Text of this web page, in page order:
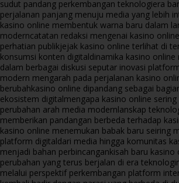
sudut pandang perkembangan teknologiera
perjalanan panjang menuju media yang lebih
kasino online membentuk warna baru dalam
moderncatatan redaksi mengenai kasino
perhatian publikjejak kasino online terlihat di
konsumsi konten digitaldinamika kasino online
dalam berbagai diskusi seputar inovasi
modern mengarah pada perjalanan kasino
berubahkasino online dipandang sebagai
ekosistem digitalmengapa kasino online
perubahan arah media modernlanskap
memberikan pandangan berbeda terhadap
kasino online menemukan babak baru seiring
platform digitaldari media hingga komunitas
menjadi bahan perbincangankisah baru kasino
perubahan yang terus berjalan di era teknologi
melalui perspektif perkembangan platform